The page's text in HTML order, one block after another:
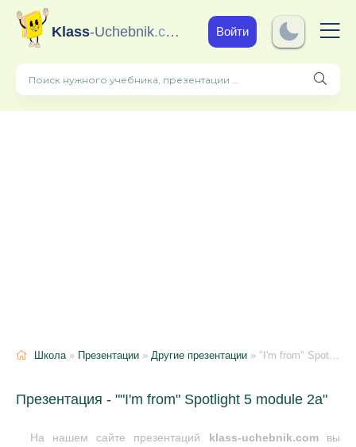
Klass-Uchebnik.com Войти
Школа» Презентации » Другие презентации » "I'm from" Spotlight 5 module 2a
Презентация - ""I'm from" Spotlight 5 module 2a"
На нашем сайте презентаций klass-uchebnik.comвы